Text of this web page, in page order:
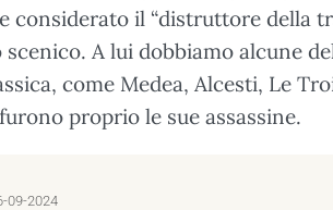
considerato il “distruttore della
A lui dobbiamo alcune
come Medea, Alcesti, Le
proprio le sue assassine.
09-2024